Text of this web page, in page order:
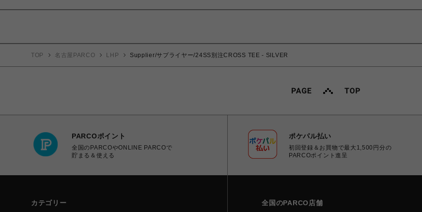
TOP 名古屋PARCO LHP Supplier/サプライヤー/24SS別注CROSS TEE - SILVER
PARCOポイント
全国のPARCOやONLINE PARCOで
貯まる＆使える
ポケパル払い
初回登録＆お買物で最大1,500円分の
PARCOポイント進呈
カテゴリー 全国のPARCO店舗